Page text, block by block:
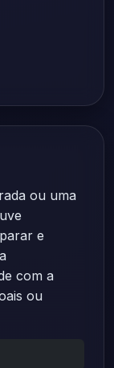
ou uma
e
com a
ou